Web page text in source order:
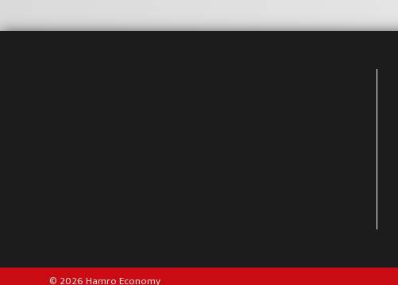
© 2026 Hamro Economy